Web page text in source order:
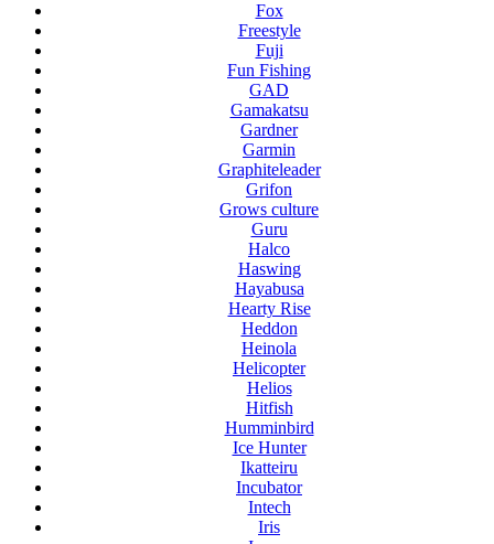
Fox
Freestyle
Fuji
Fun Fishing
GAD
Gamakatsu
Gardner
Garmin
Graphiteleader
Grifon
Grows culture
Guru
Halco
Haswing
Hayabusa
Hearty Rise
Heddon
Heinola
Helicopter
Helios
Hitfish
Humminbird
Ice Hunter
Ikatteiru
Incubator
Intech
Iris